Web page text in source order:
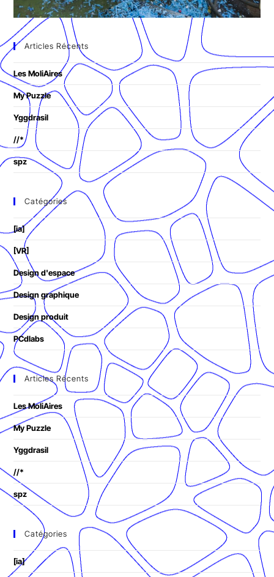
Articles Récents
Les MoliAires
My Puzzle
Yggdrasil
//*
spz
Catégories
[ia]
[VR]
Design d'espace
Design graphique
Design produit
PCdlabs
Articles Récents
Les MoliAires
My Puzzle
Yggdrasil
//*
spz
Catégories
[ia]